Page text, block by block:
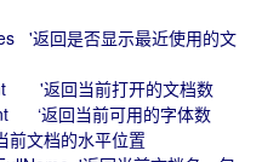
'返回是否显示最近使用的文
'返回当前打开的文档数
‘返回当前可用的字体数
文档的水平位置